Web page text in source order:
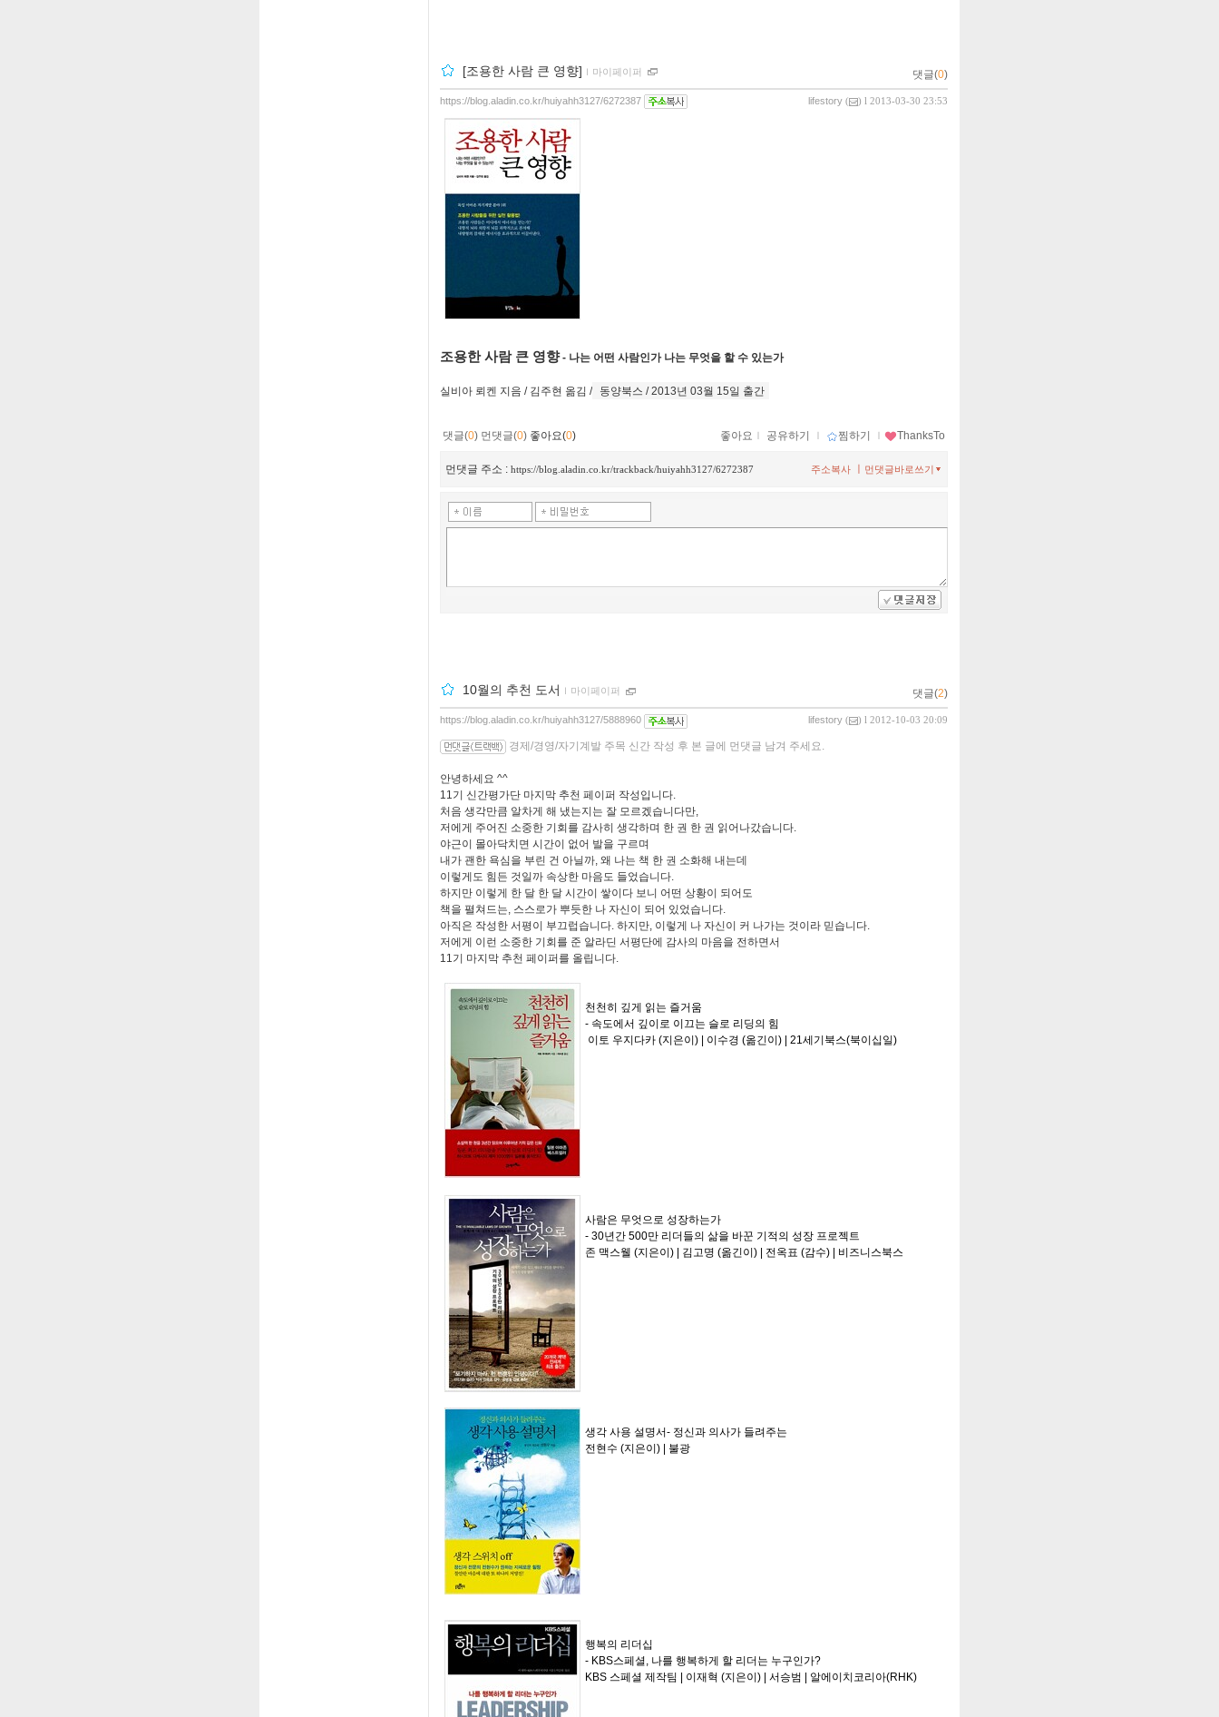
[조용한 사람 큰 영향] ｌ 마이페이퍼 댓글(0)
lifestory ( ) l 2013-03-30 23:53
https://blog.aladin.co.kr/huiyahh3127/6272387
조용한 사람 큰 영향- 나는 어떤 사람인가 나는 무엇을 할 수 있는가
실비아 뢰켄 지음 / 김주현 옮김 / 동양북스 / 2013년 03월 15일 출간
댓글(0) 먼댓글(0) 좋아요(0) 좋아요 ｌ 공유하기 ｌ 찜하기 ｌ ThanksTo
먼댓글 주소 : https://blog.aladin.co.kr/trackback/huiyahh3127/6272387 먼댓글바로쓰기
주소복사
10월의 추천 도서 ｌ 마이페이퍼 댓글(2)
lifestory ( ) l 2012-10-03 20:09
https://blog.aladin.co.kr/huiyahh3127/5888960
경제/경영/자기계발 주목 신간 작성 후 본 글에 먼댓글 남겨 주세요.
안녕하세요 ^^
11기 신간평가단 마지막 추천 페이퍼 작성입니다.
처음 생각만큼 알차게 해 냈는지는 잘 모르겠습니다만,
저에게 주어진 소중한 기회를 감사히 생각하며 한 권 한 권 읽어나갔습니다.
야근이 몰아닥치면 시간이 없어 발을 구르며
내가 괜한 욕심을 부린 건 아닐까, 왜 나는 책 한 권 소화해 내는데
이렇게도 힘든 것일까 속상한 마음도 들었습니다.
하지만 이렇게 한 달 한 달 시간이 쌓이다 보니 어떤 상황이 되어도
책을 펼쳐드는, 스스로가 뿌듯한 나 자신이 되어 있었습니다.
아직은 작성한 서평이 부끄럽습니다. 하지만, 이렇게 나 자신이 커 나가는 것이라 믿습니다.
저에게 이런 소중한 기회를 준 알라딘 서평단에 감사의 마음을 전하면서
11기 마지막 추천 페이퍼를 올립니다.
천천히 깊게 읽는 즐거움
- 속도에서 깊이로 이끄는 슬로 리딩의 힘
이토 우지다카 (지은이) | 이수경 (옮긴이) | 21세기북스(북이십일)
사람은 무엇으로 성장하는가
- 30년간 500만 리더들의 삶을 바꾼 기적의 성장 프로젝트
존 맥스웰 (지은이) | 김고명 (옮긴이) | 전옥표 (감수) | 비즈니스북스
생각 사용 설명서- 정신과 의사가 들려주는
전현수 (지은이) | 불광
행복의 리더십
- KBS스페셜, 나를 행복하게 할 리더는 누구인가?
KBS 스페셜 제작팀 | 이재혁 (지은이) | 서승범 | 알에이치코리아(RHK)